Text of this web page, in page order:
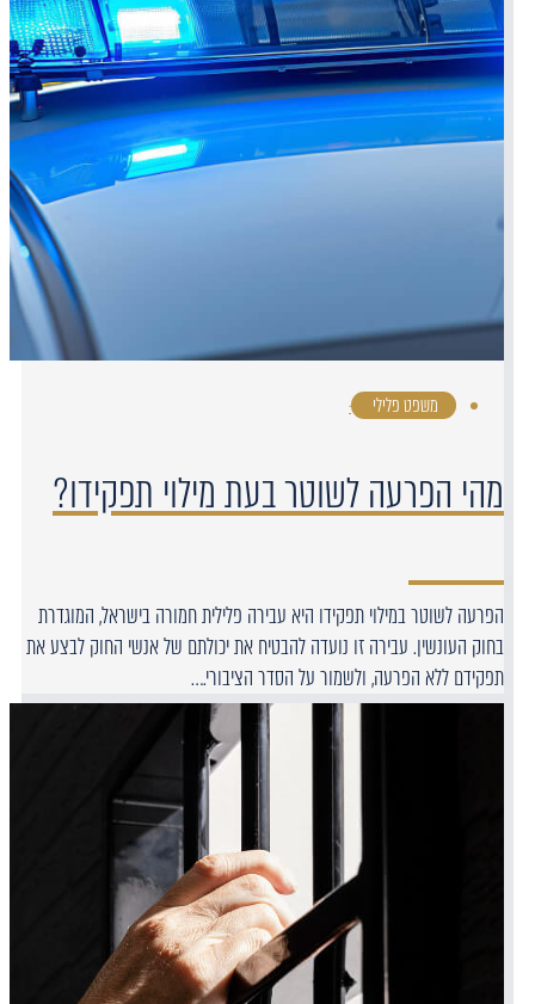
משפט פלילי ·
מהי הפרעה לשוטר בעת מילוי תפקידו?
הפרעה לשוטר במילוי תפקידו היא עבירה פלילית חמורה בישראל, המוגדרת
בחוק העונשין. עבירה זו נועדה להבטיח את יכולתם של אנשי החוק לבצע את
תפקידם ללא הפרעה, ולשמור על הסדר הציבורי.…